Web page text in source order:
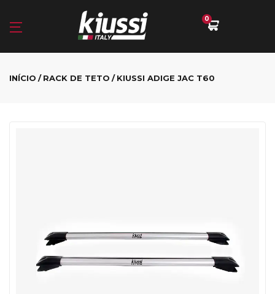
0
INÍCIO RACK DE TETO KIUSSI ADIGE JAC T60